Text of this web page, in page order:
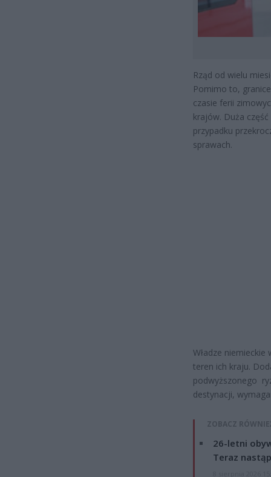
Rząd od wielu
Pomimo to,
czasie ferii
krajów. Duża
przypadku
sprawach.
Władze
teren ich kraju.
podwyższonego
destynacji,
ZOBACZ
26-letni
Teraz